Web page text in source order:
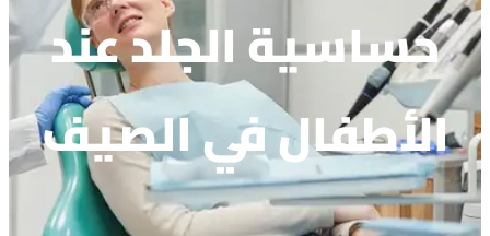
حساسية الجلد عند
الأطفال في الصيف​